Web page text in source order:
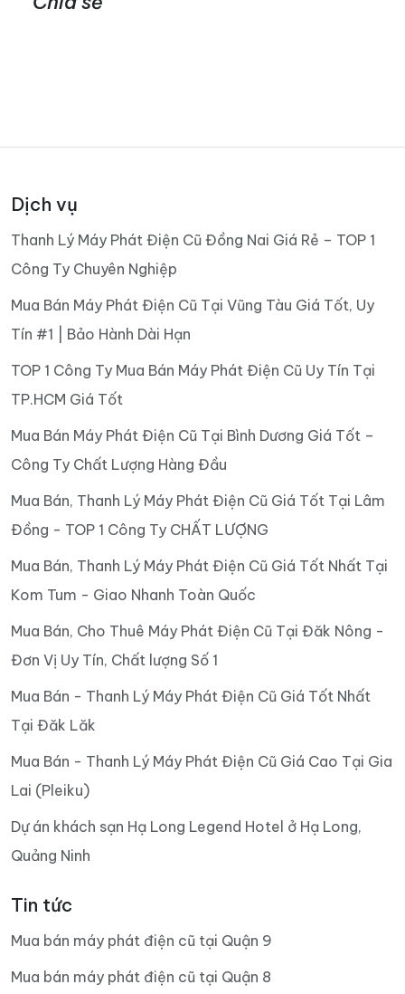
Dịch vụ
Thanh Lý Máy Phát Điện Cũ Đồng Nai Giá Rẻ – TOP 1
Công Ty Chuyên Nghiệp
Mua Bán Máy Phát Điện Cũ Tại Vũng Tàu Giá Tốt, Uy
Tín #1 | Bảo Hành Dài Hạn
TOP 1 Công Ty Mua Bán Máy Phát Điện Cũ Uy Tín Tại
TP.HCM Giá Tốt
Mua Bán Máy Phát Điện Cũ Tại Bình Dương Giá Tốt –
Công Ty Chất Lượng Hàng Đầu
Mua Bán, Thanh Lý Máy Phát Điện Cũ Giá Tốt Tại Lâm
Đồng - TOP 1 Công Ty CHẤT LƯỢNG
Mua Bán, Thanh Lý Máy Phát Điện Cũ Giá Tốt Nhất Tại
Kom Tum - Giao Nhanh Toàn Quốc
Mua Bán, Cho Thuê Máy Phát Điện Cũ Tại Đăk Nông -
Đơn Vị Uy Tín, Chất lượng Số 1
Mua Bán - Thanh Lý Máy Phát Điện Cũ Giá Tốt Nhất
Tại Đăk Lăk
Mua Bán - Thanh Lý Máy Phát Điện Cũ Giá Cao Tại Gia
Lai (Pleiku)
Dự án khách sạn Hạ Long Legend Hotel ở Hạ Long,
Quảng Ninh
Tin tức
Mua bán máy phát điện cũ tại Quận 9
Mua bán máy phát điện cũ tại Quận 8